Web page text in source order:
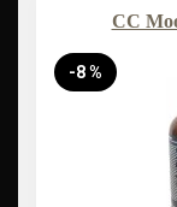
CC
-8 %